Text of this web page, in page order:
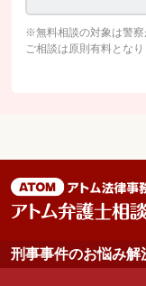
※無料相談の対象は警
ご相談は原則有料となり
刑事事件のお悩み解